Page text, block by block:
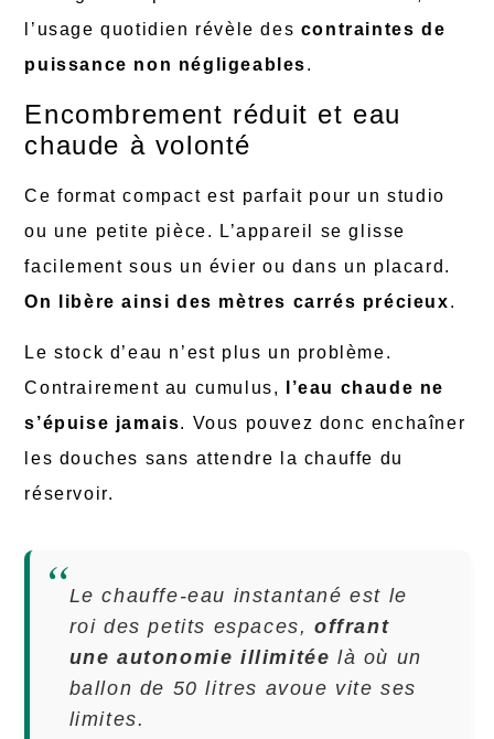
l’usage quotidien révèle des contraintes de
puissance non négligeables.
Encombrement réduit et eau
chaude à volonté
Ce format compact est parfait pour un studio
ou une petite pièce. L’appareil se glisse
facilement sous un évier ou dans un placard.
On libère ainsi des mètres carrés précieux.
Le stock d’eau n’est plus un problème.
Contrairement au cumulus,
l’eau chaude ne
s’épuise jamais. Vous pouvez donc enchaîner
les douches sans attendre la chauffe du
réservoir.
Le chauffe-eau instantané est le
roi des petits espaces, offrant
une autonomie illimitée là où un
ballon de 50 litres avoue vite ses
limites.